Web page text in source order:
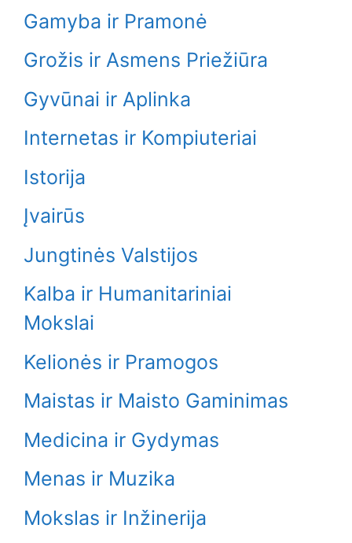
Gamyba ir Pramonė
Grožis ir Asmens Priežiūra
Gyvūnai ir Aplinka
Internetas ir Kompiuteriai
Istorija
Įvairūs
Jungtinės Valstijos
Kalba ir Humanitariniai
Mokslai
Kelionės ir Pramogos
Maistas ir Maisto Gaminimas
Medicina ir Gydymas
Menas ir Muzika
Mokslas ir Inžinerija